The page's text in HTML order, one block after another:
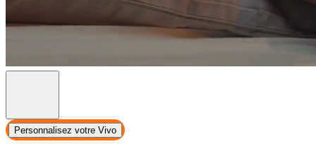
Personnalisez votre Vivo